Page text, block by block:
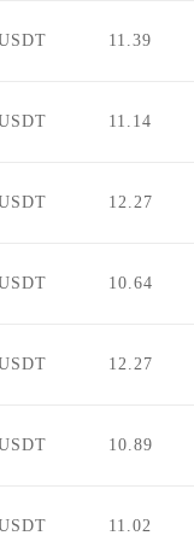
11.39
11.14
12.27
10.64
12.27
10.89
11.02